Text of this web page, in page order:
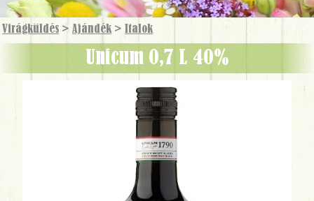
Virágküldés >Ajándék > Italok
Unicum 0,7 L 40%